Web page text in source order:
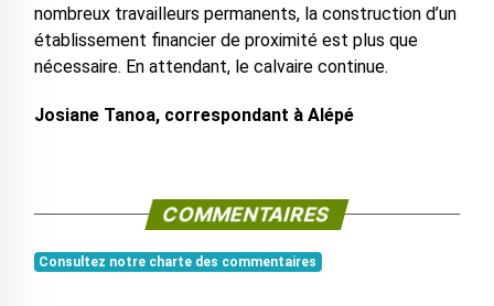
nombreux travailleurs permanents, la construction d’un
établissement financier de proximité est plus que
nécessaire. En attendant, le calvaire continue.
Josiane Tanoa, correspondant à Alépé
COMMENTAIRES
Consultez notre charte des commentaires